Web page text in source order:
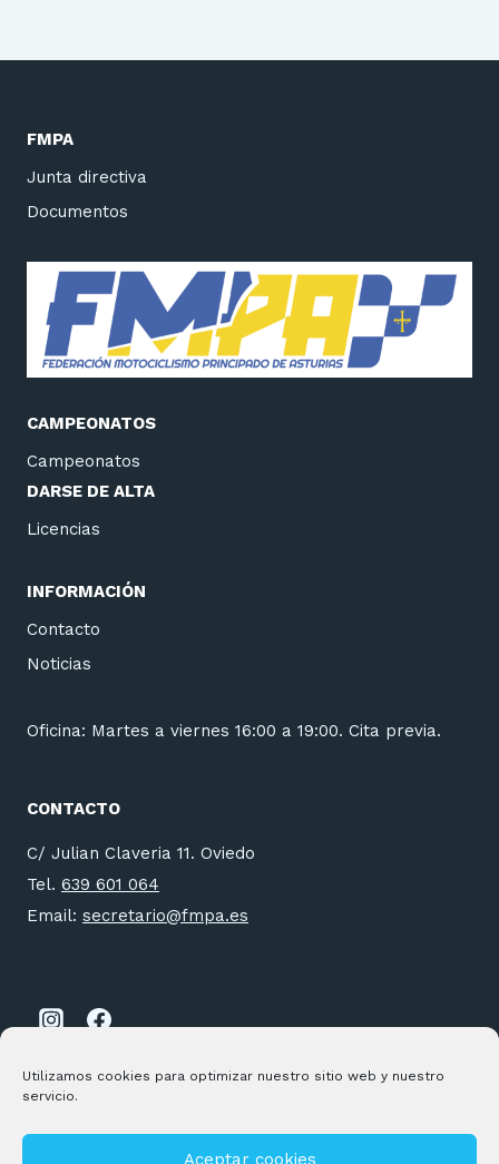
Utilizamos cookies para optimizar nuestro sitio web y nuestro
servicio.
Aceptar cookies
FMPA
Junta directiva
Documentos
CAMPEONATOS
Campeonatos
DARSE DE ALTA
Licencias
INFORMACIÓN
Contacto
Noticias
Oficina: Martes a viernes 16:00 a 19:00. Cita previa.
CONTACTO
C/ Julian Claveria 11. Oviedo
Tel. 639 601 064
Email: secretario@fmpa.es